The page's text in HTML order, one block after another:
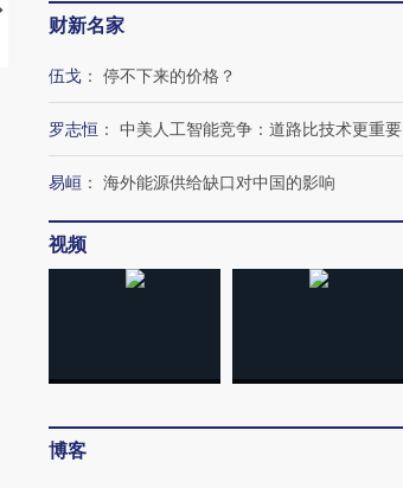
特朗普出席葬礼疑似打瞌
睡引争议 白宫怒斥批评
财新名家
伍戈 ： 停不下来的价格？
罗志恒 ： 中美人工智能竞争：道路比技术更重要
易峘 ： 海外能源供给缺口对中国的影响
视频
博客